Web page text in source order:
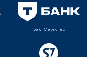
Бас Серіктес